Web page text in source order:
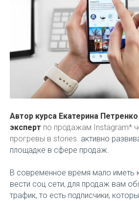
Автор курса Екатерина
эксперт по продажам Instagram*
прогревы в stories. активно
площадке в сфере продаж.
В современное время мало иметь
вести соц.сети, для продаж вам
трафик, то есть подписчики,